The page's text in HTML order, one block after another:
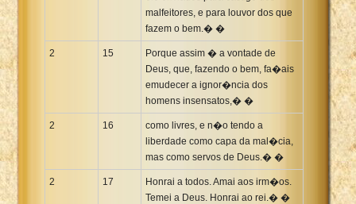
malfeitores, e para louvor dos que
fazem o bem.� �
2 15
Porque assim � a vontade de
Deus, que, fazendo o bem, fa�ais
emudecer a ignor�ncia dos
homens insensatos,� �
2 16
como livres, e n�o tendo a
liberdade como capa da mal�cia,
mas como servos de Deus.� �
2 17
Honrai a todos. Amai aos irm�os.
Temei a Deus. Honrai ao rei.� �